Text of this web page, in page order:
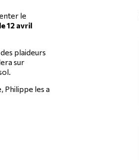
le
le 12 avril
plaideurs
sur
Philippe les a